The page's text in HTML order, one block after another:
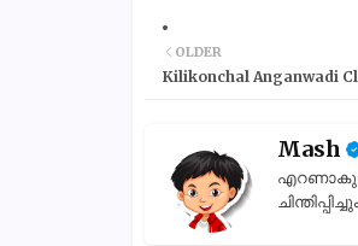
OLDER
Kilikonchal Anganwadi
Mash